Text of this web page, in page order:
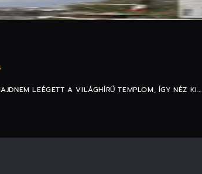
LEÉGETT A VILÁGHÍRŰ TEMPLOM, ÍGY NÉZ KI…